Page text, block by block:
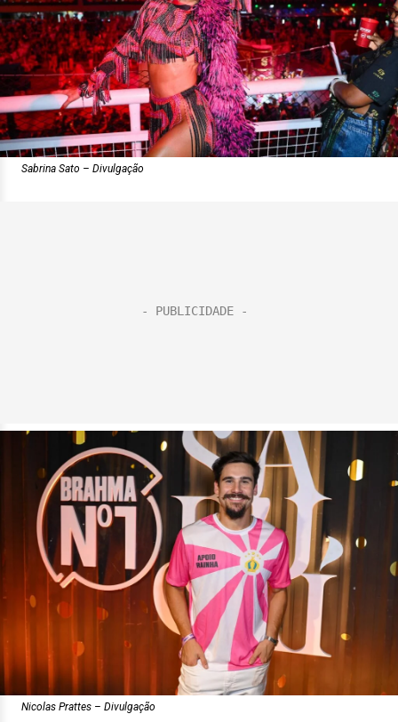
Sabrina Sato – Divulgação
Nicolas Prattes – Divulgação